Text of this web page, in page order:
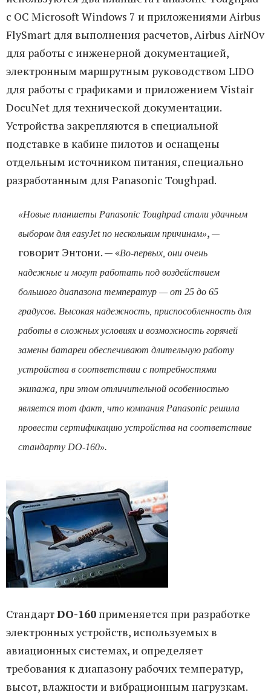
с ОС Microsoft Windows 7 и приложениями Airbus
FlySmart для выполнения расчетов, Airbus AirNOv
для работы с инженерной документацией,
электронным маршрутным руководством LIDO
для работы с графиками и приложением Vistair
DocuNet для технической документации.
Устройства закрепляются в специальной
подставке в кабине пилотов и оснащены
отдельным источником питания, специально
разработанным для Panasonic Toughpad.
«Новые планшеты Panasonic Toughpad стали удачным
выбором для easyJet по нескольким причинам», —
говорит Энтони. — «Во-первых, они очень
надежные и могут работать под воздействием
большого диапазона температур — от 25 до 65
градусов. Высокая надежность, приспособленность для
работы в сложных условиях и возможность горячей
замены батареи обеспечивают длительную работу
устройства в соответствии с потребностями
экипажа, при этом отличительной особенностью
является тот факт, что компания Panasonic решила
провести сертификацию устройства на соответствие
стандарту DO-160».
СтандартDO-160 применяется при разработке
электронных устройств, используемых в
авиационных системах, и определяет
требования к диапазону рабочих температур,
высот, влажности и вибрационным нагрузкам.